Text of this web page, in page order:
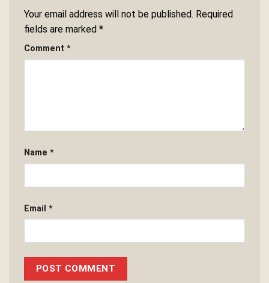
Your email address will not be published. Required
fields are marked *
Comment *
Name *
Email *